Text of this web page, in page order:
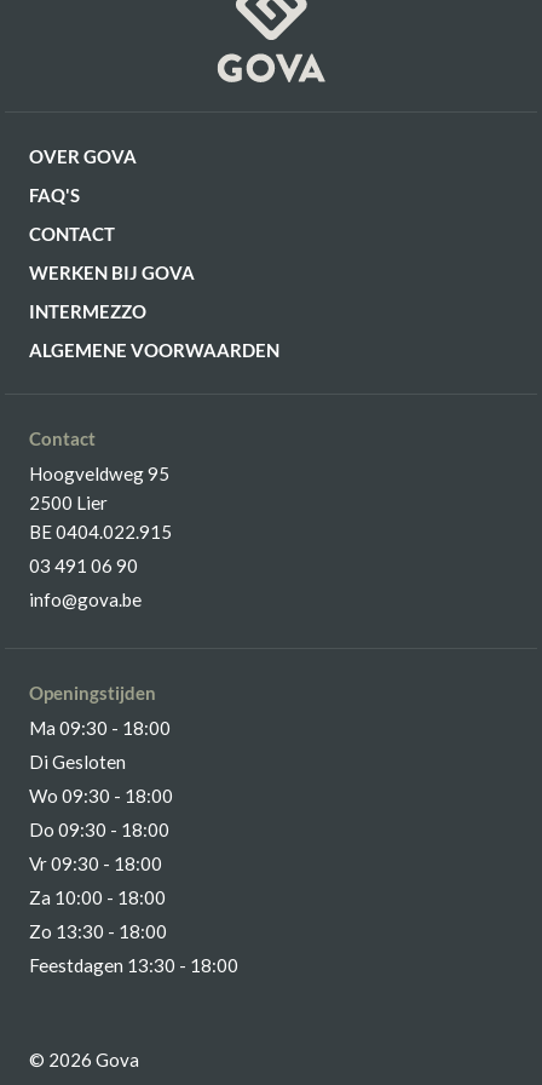
OVER GOVA
FAQ'S
CONTACT
WERKEN BIJ GOVA
INTERMEZZO
ALGEMENE VOORWAARDEN
Contact
Hoogveldweg 95
2500 Lier
BE 0404.022.915
03 491 06 90
info@gova.be
Openingstijden
Ma 09:30 - 18:00
Di Gesloten
Wo 09:30 - 18:00
Do 09:30 - 18:00
Vr 09:30 - 18:00
Za 10:00 - 18:00
Zo 13:30 - 18:00
Feestdagen 13:30 - 18:00
© 2026 Gova